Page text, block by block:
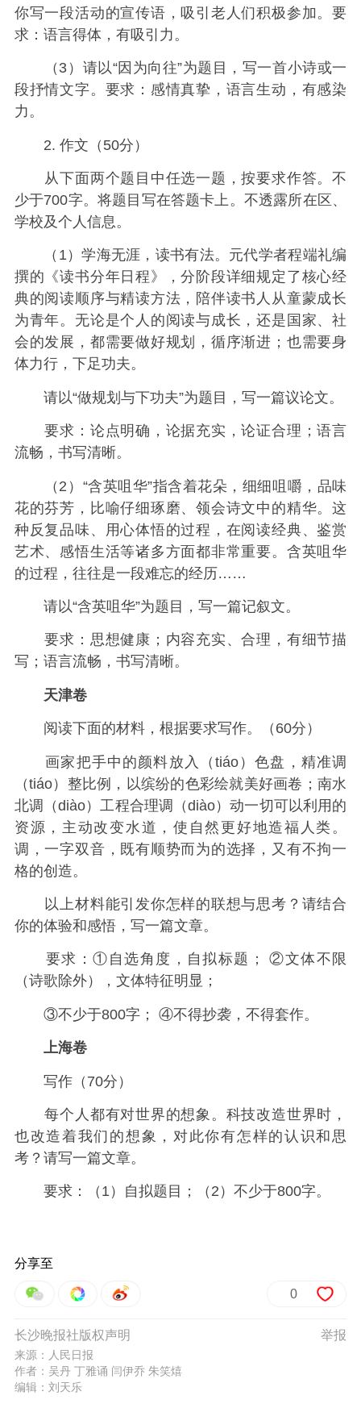
你写一段活动的宣传语，吸引老人们积极参加。要
求：语言得体，有吸引力。
（3）请以“因为向往”为题目，写一首小诗或一
段抒情文字。要求：感情真挚，语言生动，有感染
力。
2. 作文（50分）
从下面两个题目中任选一题，按要求作答。不
少于700字。将题目写在答题卡上。不透露所在区、
学校及个人信息。
（1）学海无涯，读书有法。元代学者程端礼编
撰的《读书分年日程》，分阶段详细规定了核心经
典的阅读顺序与精读方法，陪伴读书人从童蒙成长
为青年。无论是个人的阅读与成长，还是国家、社
会的发展，都需要做好规划，循序渐进；也需要身
体力行，下足功夫。
请以“做规划与下功夫”为题目，写一篇议论文。
要求：论点明确，论据充实，论证合理；语言
流畅，书写清晰。
（2）“含英咀华”指含着花朵，细细咀嚼，品味
花的芬芳，比喻仔细琢磨、领会诗文中的精华。这
种反复品味、用心体悟的过程，在阅读经典、鉴赏
艺术、感悟生活等诸多方面都非常重要。含英咀华
的过程，往往是一段难忘的经历……
请以“含英咀华”为题目，写一篇记叙文。
要求：思想健康；内容充实、合理，有细节描
写；语言流畅，书写清晰。
天津卷
阅读下面的材料，根据要求写作。（60分）
画家把手中的颜料放入（tiáo）色盘，精准调
（tiáo）整比例，以缤纷的色彩绘就美好画卷；南水
北调（diào）工程合理调（diào）动一切可以利用的
资源，主动改变水道，使自然更好地造福人类。
调，一字双音，既有顺势而为的选择，又有不拘一
格的创造。
以上材料能引发你怎样的联想与思考？请结合
你的体验和感悟，写一篇文章。
要求：①自选角度，自拟标题； ②文体不限
（诗歌除外），文体特征明显；
③不少于800字； ④不得抄袭，不得套作。
上海卷
写作（70分）
每个人都有对世界的想象。科技改造世界时，
也改造着我们的想象，对此你有怎样的认识和思
考？请写一篇文章。
要求：（1）自拟题目；（2）不少于800字。
分享至
0
举报
长沙晚报社版权声明
来源：人民日报
作者：吴丹 丁雅诵 闫伊乔 朱笑熺
编辑：刘天乐